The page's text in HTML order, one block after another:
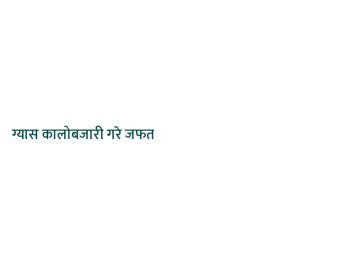
ग्यास कालोबजारी गरे जफत